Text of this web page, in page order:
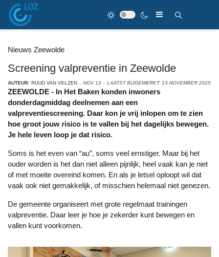
Nieuws Zeewolde
Screening valpreventie in Zeewolde
AUTEUR: RUUD VAN VELZEN NOV 13 LAATST BIJGEWERKT: 13 NOVEMBER 2025
ZEEWOLDE - In Het Baken konden inwoners
donderdagmiddag deelnemen aan een
valpreventiescreening. Daar kon je vrij inlopen om te zien
hoe groot jouw risico is te vallen bij het dagelijks bewegen.
Je hele leven loop je dat risico.
Soms is het even van “au”, soms veel ernstiger. Maar bij het
ouder worden is het dan niet alleen pijnlijk, heel vaak kan je niet
of met moeite overeind komen. En als je letsel oploopt wil dat
vaak ook niet gemakkelijk, of misschien helemaal niet genezen.
De gemeente organiseert met grote regelmaat trainingen
valpreventie. Daar leer je hoe je zekerder kunt bewegen en
vallen kunt voorkomen.